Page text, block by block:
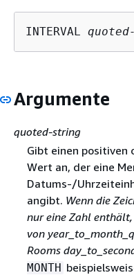
INTERVAL
Argumente
quoted-string
Gibt einen positiven
Wert an, der eine
Datums-/
angibt. Wenn die
nureine Zahl enthält,
von
Rooms
MONTH